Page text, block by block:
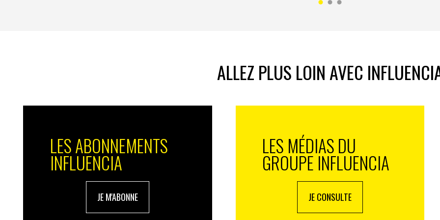
nous n’avions pas contactés, ont décidé par leur propre initiative de rejoindre notre projet, et nous leur
ALLEZ PLUS LOIN AVEC
LES ABONNEMENTS
INFLUENCIA
JE M'ABONNE
LES MÉDIAS DU
GROUPE INFLUENCIA
JE CONSULTE